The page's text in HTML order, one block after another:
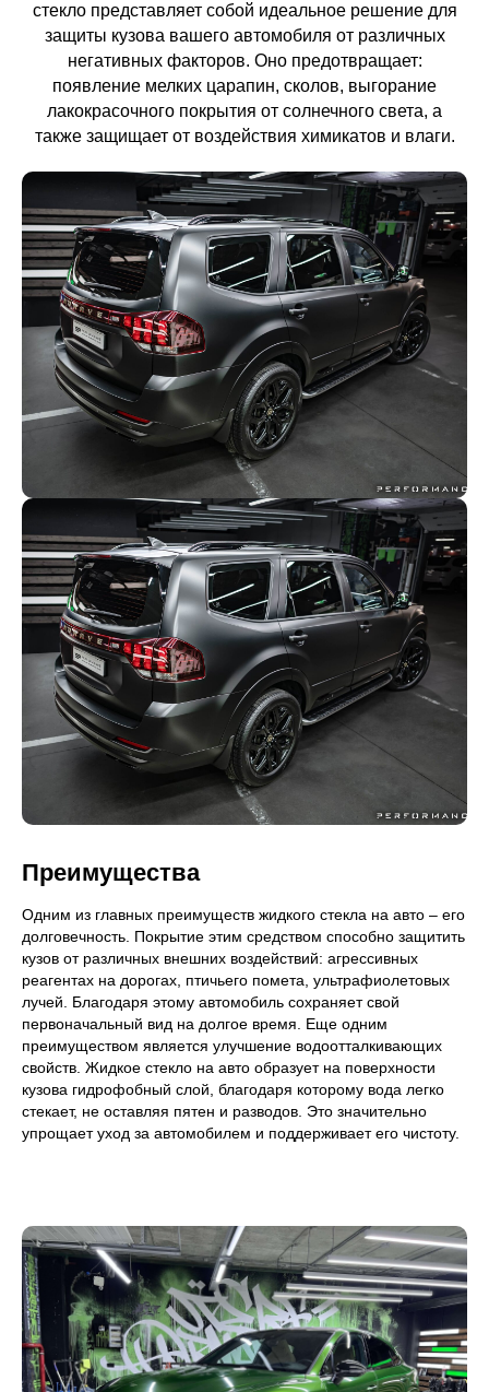
стекло представляет собой идеальное решение для
защиты кузова вашего автомобиля от различных
негативных факторов. Оно предотвращает:
появление мелких царапин, сколов, выгорание
лакокрасочного покрытия от солнечного света, а
также защищает от воздействия химикатов и влаги.
Преимущества
Одним из главных преимуществ жидкого стекла на авто – его
долговечность. Покрытие этим средством способно защитить
кузов от различных внешних воздействий: агрессивных
реагентах на дорогах, птичьего помета, ультрафиолетовых
лучей. Благодаря этому автомобиль сохраняет свой
первоначальный вид на долгое время. Еще одним
преимуществом является улучшение водоотталкивающих
свойств. Жидкое стекло на авто образует на поверхности
кузова гидрофобный слой, благодаря которому вода легко
стекает, не оставляя пятен и разводов. Это значительно
упрощает уход за автомобилем и поддерживает его чистоту.